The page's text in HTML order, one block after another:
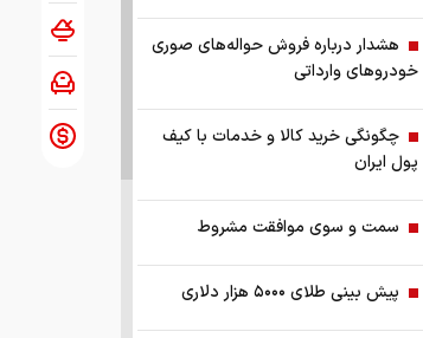
هشدار درباره فروش حواله‌های صوری
خودروهای وارداتی
چگونگی خرید کالا و خدمات با کیف
پول ایران
سمت و سوی موافقت مشروط
پیش بینی طلای ۵۰۰۰ هزار دلاری